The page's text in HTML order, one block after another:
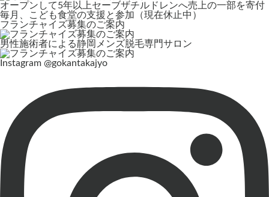
オープンして5年以上セーブザチルドレンへ売上の一部を寄付
毎月、こども食堂の支援と参加（現在休止中）
フランチャイズ募集のご案内
男性施術者による静岡メンズ脱毛専門サロン
Instagram @gokantakajyo